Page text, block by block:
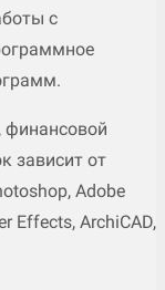
с
финансовой
зависит от
Adobe
Effects, ArchiCAD,